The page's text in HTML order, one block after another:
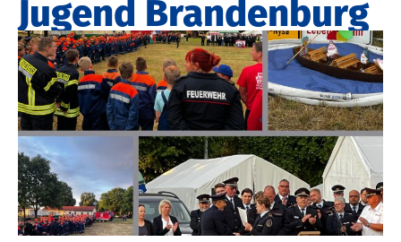
Jugend Brandenburg